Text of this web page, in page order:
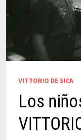
VITTORIO DE SICA
Los